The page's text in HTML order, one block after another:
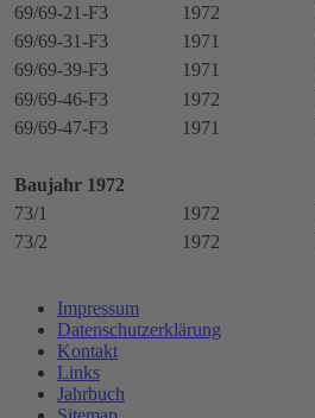
69/69-21-F3
1972
69/69-31-F3
1971
69/69-39-F3
1971
69/69-46-F3
1972
69/69-47-F3
1971
Baujahr 1972
73/1
1972
73/2
1972
Impressum
Datenschutzerklärung
Kontakt
Links
Jahrbuch